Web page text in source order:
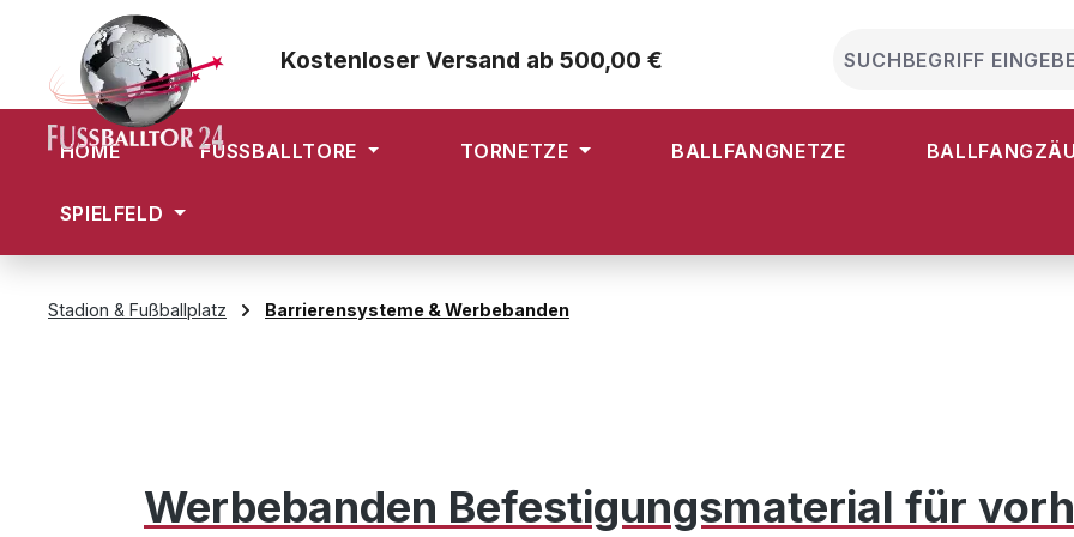
Hauptinhalt springen
Zur Suche springen
Zur Hauptnavigation springen
Kostenloser Versand ab 500,00 €
HOME FUSSBALLTORE TORNETZE BALLFANGNETZE
SPIELFELD
Stadion & Fußballplatz Barrierensysteme & Werbebanden
Werbebanden Befestigungsmaterial für